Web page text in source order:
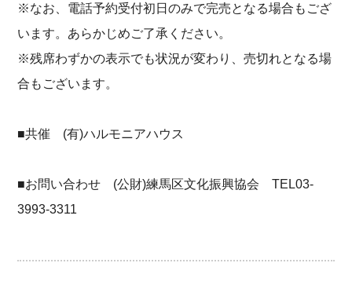
※なお、電話予約受付初日のみで完売となる場合もござ
います。あらかじめご了承ください。
※残席わずかの表示でも状況が変わり、売切れとなる場
合もございます。
■共催 (有)ハルモニアハウス
■お問い合わせ (公財)練馬区文化振興協会 TEL03-
3993-3311